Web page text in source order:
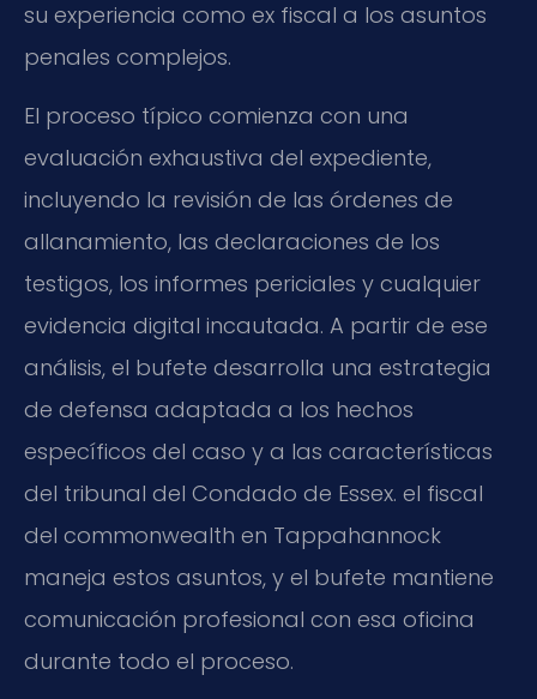
su experiencia como ex fiscal a los asuntos
penales complejos.
El proceso típico comienza con una
evaluación exhaustiva del expediente,
incluyendo la revisión de las órdenes de
allanamiento, las declaraciones de los
testigos, los informes periciales y cualquier
evidencia digital incautada. A partir de ese
análisis, el bufete desarrolla una estrategia
de defensa adaptada a los hechos
específicos del caso y a las características
del tribunal del Condado de Essex. el fiscal
del commonwealth en Tappahannock
maneja estos asuntos, y el bufete mantiene
comunicación profesional con esa oficina
durante todo el proceso.